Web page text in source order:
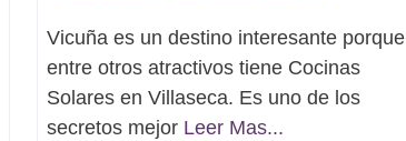
Vicuña es un destino interesante porque
entre otros atractivos tiene Cocinas
Solares en Villaseca. Es uno de los
secretos mejor Leer Mas...